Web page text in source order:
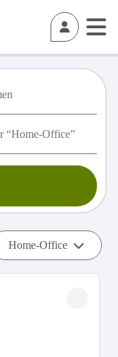
Home-Office